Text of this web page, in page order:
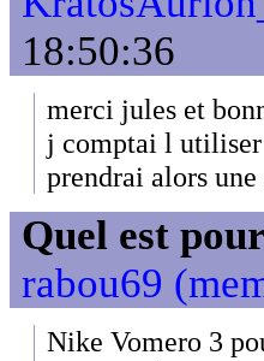
18:50:36
merci jules et
j comptai l utiliser
prendrai alors une
Quel est
rabou69
Nike Vomero 3